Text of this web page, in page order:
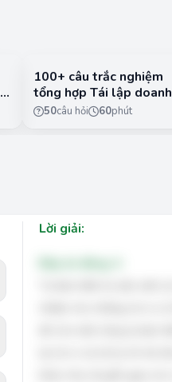
100+ câu trắc nghiệm
tổng hợp Tái lập doanh
nghiệp có đáp án - Phần
50câu hỏi 60phút
Lời giải: